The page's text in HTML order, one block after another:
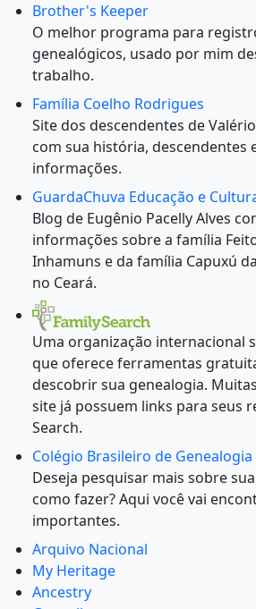
Brother's Keeper
O melhor programa para
genealógicos, usado por mim
trabalho.
Família Coelho Rodrigues
Site dos descendentes de
com sua história, descendentes
informações.
GuardaChuva Educação e
Blog de Eugênio Pacelly Alves
informações sobre a família
Inhamuns e da família Capuxú
no Ceará.
Uma organização internacional
que oferece ferramentas
descobrir sua genealogia.
site já possuem links para seus
Search.
Colégio Brasileiro de Genealogia
Deseja pesquisar mais sobre
como fazer? Aqui você vai
importantes.
Arquivo Nacional
My Heritage
Ancestry